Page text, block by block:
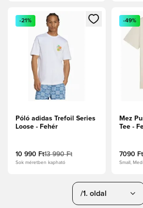
Megnyit egy modált a
-21%
Póló adidas Trefoil Series
Loose - Fehér
10 990 Ft13 990 Ft
Sok méretben kapható
-49%
Mez
Tee -
7090 Ft
Small,
/1. oldal